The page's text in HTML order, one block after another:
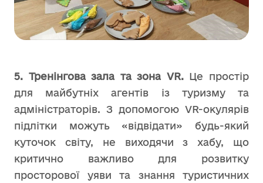
5. Тренінгова зала та зона VR. Це простір
для майбутніх агентів із туризму та
адміністраторів. З допомогою VR-окулярів
підлітки можуть «відвідати» будь-який
куточок світу, не виходячи з хабу, що
критично важливо для розвитку
просторової уяви та знання туристичних